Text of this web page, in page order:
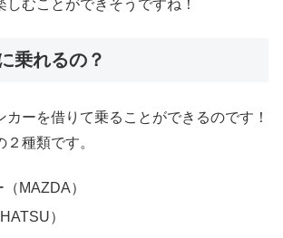
むことができそうですね！
乗れるの？
カーを借りて乗ることができるのです！
種類です。
MAZDA）
）